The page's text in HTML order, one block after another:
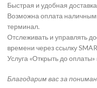
Быстрая и удобная
Возможна оплата
терминал.
Отслеживать и управлять
времени через ссылку
Услуга «Открыть до
Благодарим вас за